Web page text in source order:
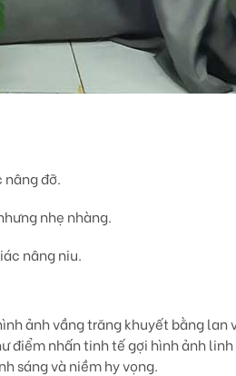
nâng đỡ.
nhẹ nhàng.
nâng niu.
ảnhvầng trăng khuyết bằng lan
điểm nhấn tinh tế gợi hình ảnh
sáng và niềm hy vọng.